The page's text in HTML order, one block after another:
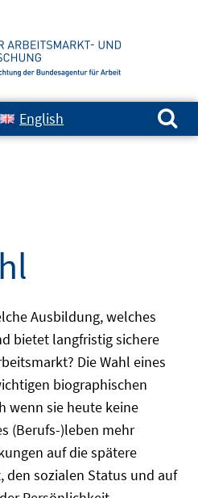
English
Suchen nach:
Ausbildung, welches
bietet langfristig sichere
Die Wahl eines
biographischen
wenn sie heute keine
(Berufs-)leben mehr
auf die spätere
den sozialen Status und auf